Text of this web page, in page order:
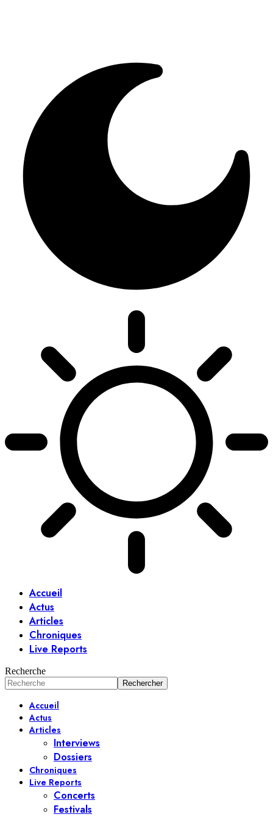
Accueil
Actus
Articles
Chroniques
Live Reports
Recherche
Accueil
Actus
Articles
Interviews
Dossiers
Chroniques
Live Reports
Concerts
Festivals